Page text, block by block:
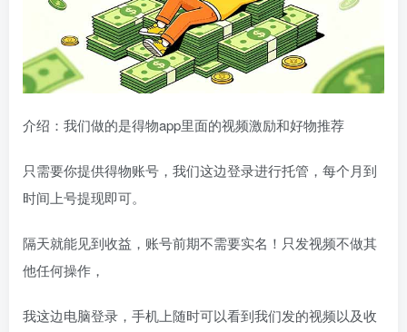
介绍：我们做的是得物app里面的视频激励和好物推荐
只需要你提供得物账号，我们这边登录进行托管，每个月到
时间上号提现即可。
隔天就能见到收益，账号前期不需要实名！只发视频不做其
他任何操作，
我这边电脑登录，手机上随时可以看到我们发的视频以及收